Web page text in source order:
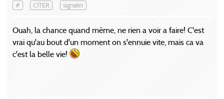
# CITER signaler
Ouah, la chance quand même, ne rien a voir a faire! C'est
vrai qu'au bout d'un moment on s'ennuie vite, mais ca va
c'est la belle vie!